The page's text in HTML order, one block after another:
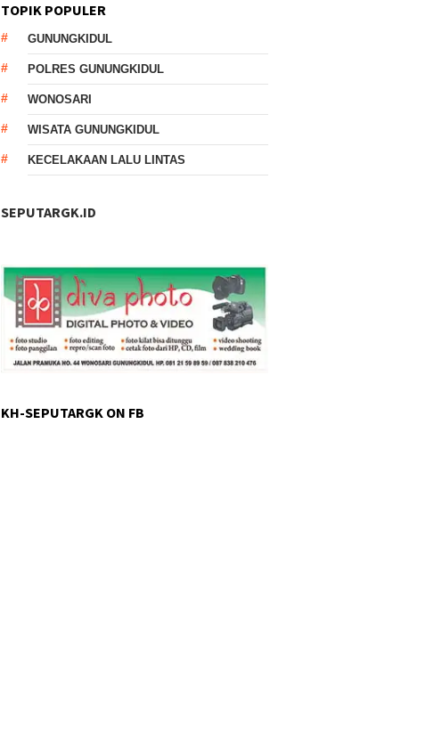
TOPIK POPULER
GUNUNGKIDUL
POLRES GUNUNGKIDUL
WONOSARI
WISATA GUNUNGKIDUL
KECELAKAAN LALU LINTAS
SEPUTARGK.ID
KH-SEPUTARGK ON FB